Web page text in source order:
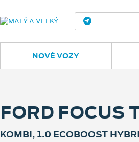
NOVÉ VOZY
FORD FOCUS
KOMBI, 1.0 ECOBOOST